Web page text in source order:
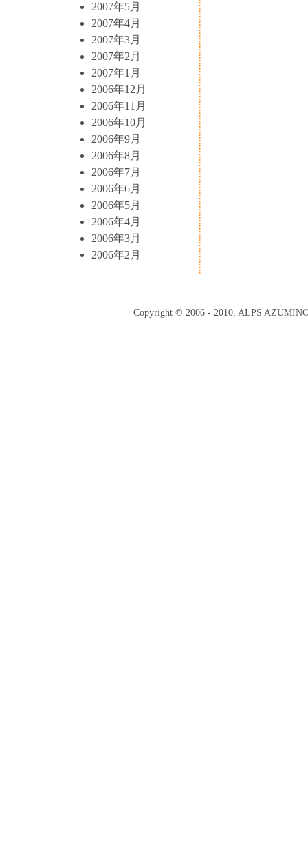
2007年5月
2007年4月
2007年3月
2007年2月
2007年1月
2006年12月
2006年11月
2006年10月
2006年9月
2006年8月
2006年7月
2006年6月
2006年5月
2006年4月
2006年3月
2006年2月
Copyright © 2006 - 2010, ALPS